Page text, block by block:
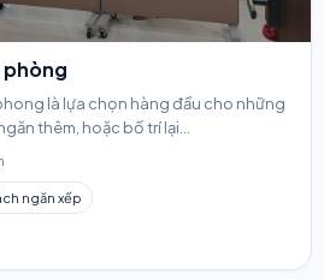
phòng
là lựa chọn hàng đầu cho những
thêm, hoặc bố trí lại...
ngăn xếp